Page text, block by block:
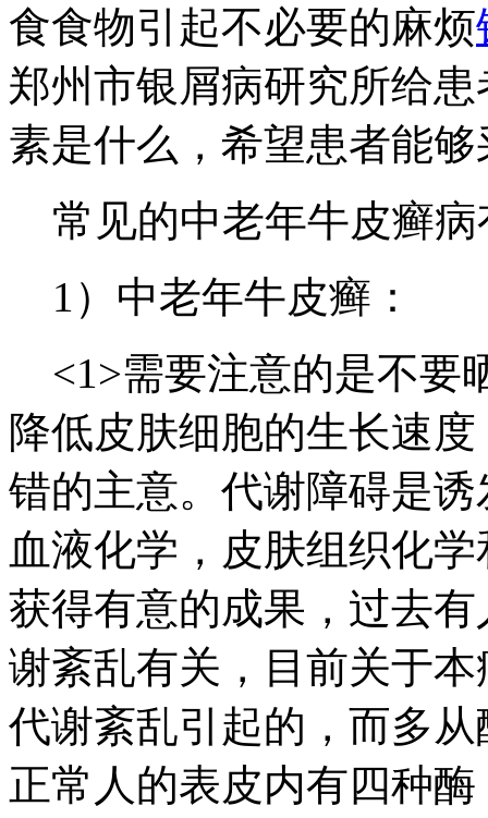
食食物引起不必要的麻烦
郑州市银屑病研究所给
素是什么，希望患者能
常见的中老年牛皮癣病
1）中老年牛皮癣：
<1>需要注意的是不要
降低皮肤细胞的生长速
错的主意。代谢障碍是
血液化学，皮肤组织化
获得有意的成果，过去
谢紊乱有关，目前关于
代谢紊乱引起的，而多
正常人的表皮内有四种